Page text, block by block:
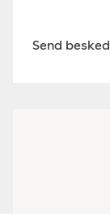
Send besked